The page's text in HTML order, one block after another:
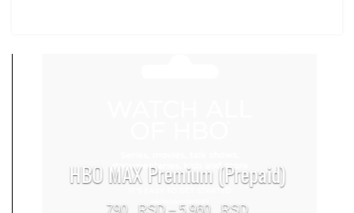
HBO MAX Premium (Prepaid)
790 – 5.960
Price